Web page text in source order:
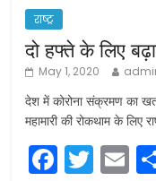
राष्ट्र
दो हफ्ते के लिए
May 1, 2020
देश में कोरोना संक्रमण का
महामारी की रोकथाम के लिए
F T E